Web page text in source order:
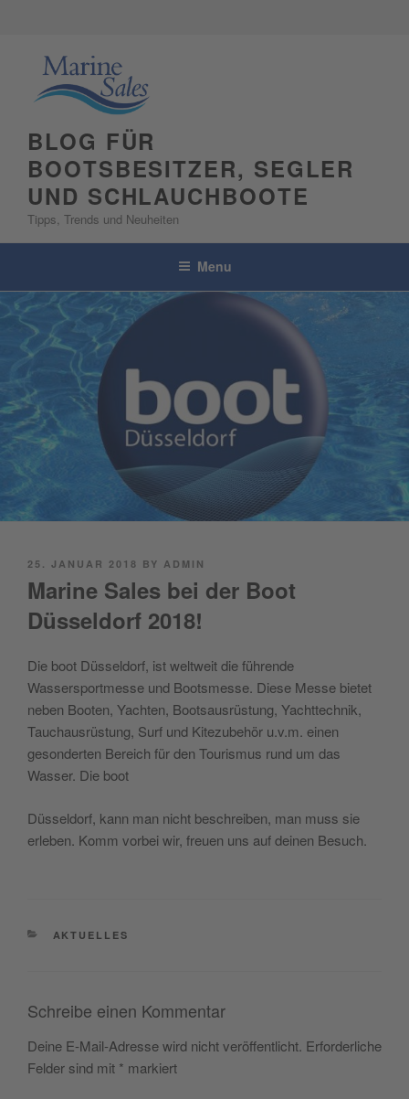
BLOG FÜR
BOOTSBESITZER, SEGLER
UND SCHLAUCHBOOTE
Tipps, Trends und Neuheiten
Menu
POSTED
ON
25. JANUAR 2018 BY ADMIN
Marine Sales bei der Boot
Düsseldorf 2018!
Die boot Düsseldorf, ist weltweit die führende
Wassersportmesse und Bootsmesse. Diese Messe bietet
neben Booten, Yachten, Bootsausrüstung, Yachttechnik,
Tauchausrüstung, Surf und Kitezubehör u.v.m. einen
gesonderten Bereich für den Tourismus rund um das
Wasser. Die boot
Düsseldorf, kann man nicht beschreiben, man muss sie
erleben. Komm vorbei wir, freuen uns auf deinen Besuch.
CATEGORIES
AKTUELLES
Schreibe einen Kommentar
Deine E-Mail-Adresse wird nicht veröffentlicht. Erforderliche
Felder sind mit * markiert